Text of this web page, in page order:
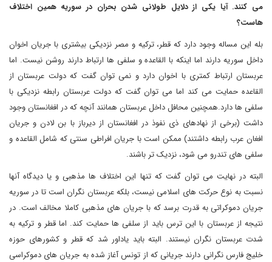
می کنند.آیا یکی از دلایل طولانی شدن بحران در سوریه همین اختلاف
هاست؟
بله این مساله وجود دارد که قطر، ترکیه و مصر نزدیکی بیشتری با جریان اخوان
داخل سوریه دارند اما اینکه با القاعده و سلفی ها ارتباط دارند روشن نیست. اما
عربستان ارتباط کمتری با اخوان دارد و نمی توان گفت که دولت عربستان از
القاعده حمایت می کند اما می توان گفت که دولت عربستان رابطه نزدیکی با
سلفی ها دارد.همچنین محافل داخل عربستان همانند آنچه که در افغانستان وجود
داشت (برخی از نهادهای ذی نفوذ در افغانستان از دیرباز با بن لادن و جریان
افغان عرب رابطه داشتند) ممکن است با جریان افراطی سنتی که شامل القاعده و
سلفی های تندرو می شود، نزدیک تر باشند.
البته در نهایت می توان گفت که تنها این اختلاف ها مذهبی و یا دیدگاه آنها
نسبت به نوع حرکت های اسلامی نیست، بلکه عربستان نگران است تا در سوریه
جریان دموکراتی به قدرت برسد که با جریان های مذهبی کاملا مخالف است. در
نتیجه از عربستان با این ترس باید از سلفی ها حمایت کند. اما قطر و ترکیه به
شدت عربستان نگران نیستند. البته باید یاداور شد که قطر و کشورهای حوزه
خلیج فارس نگرانی دارند جریانی که از تونس آغاز شده به جریان های دموکراسی